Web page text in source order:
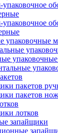
упаковочные
пакетов
пакетов
лотков
запайщики